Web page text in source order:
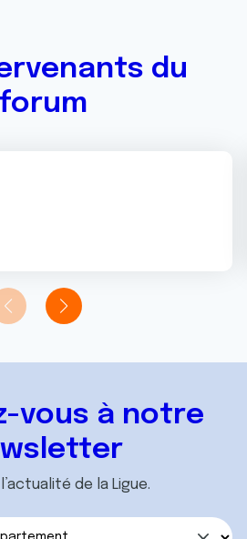
du
forum
vous à notre
de la Ligue.